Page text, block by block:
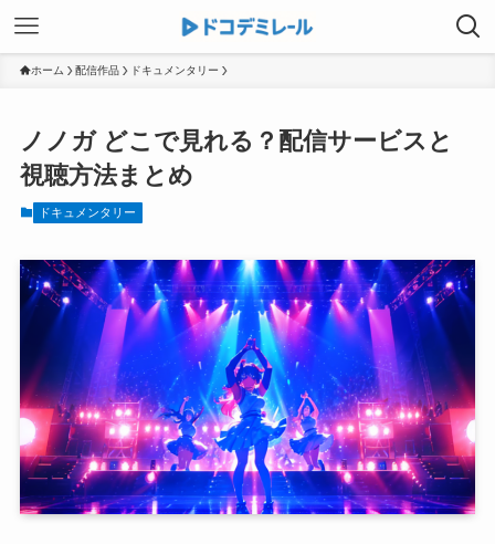
ホーム 配信作品 ドキュメンタリー
ノノガ どこで見れる？配信サービスと
視聴方法まとめ
ドキュメンタリー